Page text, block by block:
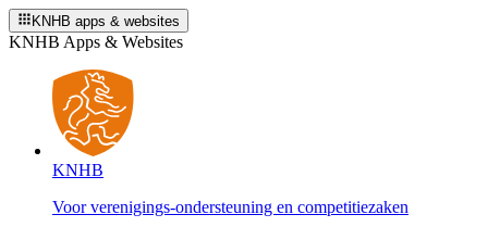
KNHB apps & websites
KNHB Apps & Websites
KNHB
Voor verenigings-ondersteuning en competitiezaken